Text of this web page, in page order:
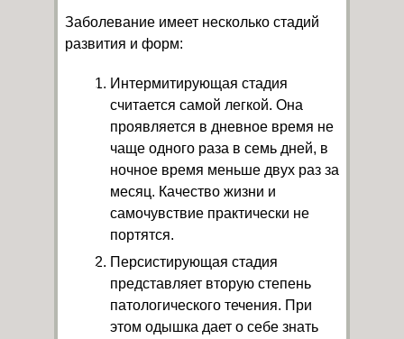
Заболевание имеет несколько стадий
развития и форм:
Интермитирующая стадия
считается самой легкой. Она
проявляется в дневное время не
чаще одного раза в семь дней, в
ночное время меньше двух раз за
месяц. Качество жизни и
самочувствие практически не
портятся.
Персистирующая стадия
представляет вторую степень
патологического течения. При
этом одышка дает о себе знать